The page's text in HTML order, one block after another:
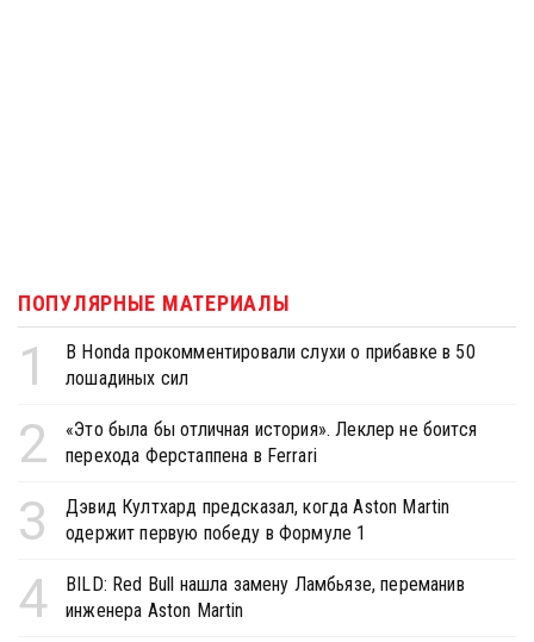
ПОПУЛЯРНЫЕ МАТЕРИАЛЫ
1
В Honda прокомментировали слухи о прибавке в 50
лошадиных сил
2
«Это была бы отличная история». Леклер не боится
перехода Ферстаппена в Ferrari
3
Дэвид Култхард предсказал, когда Aston Martin
одержит первую победу в Формуле 1
4
BILD: Red Bull нашла замену Ламбьязе, переманив
инженера Aston Martin